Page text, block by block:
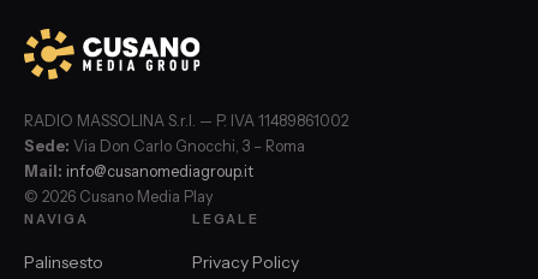
RADIO MASSOLINA S.r.l. — P. IVA 11489861002
Sede: Via Don Carlo Gnocchi, 3 – Roma
Mail: info@cusanomediagroup.it
© 2026 Cusano Media Play
NAVIGA
Palinsesto
LEGALE
Privacy Policy